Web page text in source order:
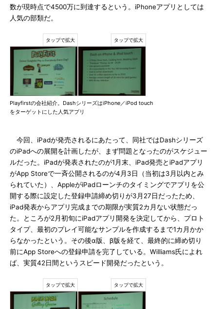
数が現時点で4500万に到達するという。iPhoneアプリとしては
人気の部類だ。
Playfirstの会社紹介。DashシリーズはiPhone／iPod touch
をターゲットにした人気アプリ
今回、iPadが発売されるにあたって、同社ではDashシリーズ
のiPadへの展開を計画したが、まず問題となったのがスケジュー
ルだった。iPadが発表されたのが1月末、iPad発売とiPadアプリ
がApp Storeで一斉公開されるのが4月3日（当初は3月以内とみ
られていた）、AppleがiPadローンチのタイミングでアプリを公
開する際に設定した登録申請締め切りが3月27日だったため、
iPad発表からアプリ完成までの期限が実質2カ月ない状態だっ
た。ところが2月初旬にiPadアプリ開発を決定してから、プロト
タイプ、最初のプレイ可能なサンプルを作成するまで1カ月かか
らなかったという。その後α版、β版を経て、最終的に締め切り
前にApp Storeへの登録申請を完了している。Williams氏によれ
ば、実質42日間というスピード開発だったという。